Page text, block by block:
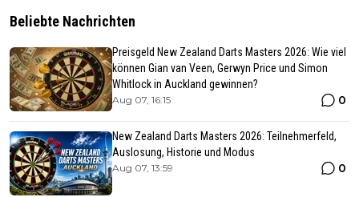
Beliebte Nachrichten
Preisgeld New Zealand Darts Masters 2026: Wie viel
können Gian van Veen, Gerwyn Price und Simon
Whitlock in Auckland gewinnen?
Aug 07, 16:15 0
New Zealand Darts Masters 2026: Teilnehmerfeld,
Auslosung, Historie und Modus
Aug 07, 13:59 0